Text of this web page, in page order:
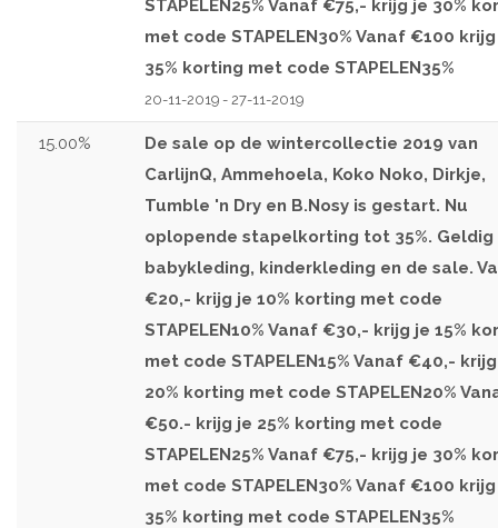
STAPELEN25% Vanaf €75,- krijg je 30%
met code STAPELEN30% Vanaf €100
35% korting met code STAPELEN35%
20-11-2019 - 27-11-2019
15.00%
De sale op de wintercollectie 2019 van
CarlijnQ, Ammehoela, Koko Noko, Dirkje,
Tumble 'n Dry en B.Nosy is gestart. Nu
oplopende stapelkorting tot 35%. Geldig
babykleding, kinderkleding en de sale.
€20,- krijg je 10% korting met code
STAPELEN10% Vanaf €30,- krijg je 15%
met code STAPELEN15% Vanaf €40,-
20% korting met code STAPELEN20%
€50.- krijg je 25% korting met code
STAPELEN25% Vanaf €75,- krijg je 30%
met code STAPELEN30% Vanaf €100
35% korting met code STAPELEN35%